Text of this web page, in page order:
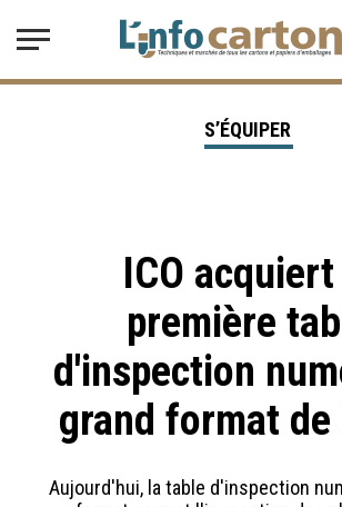
ICO
première
d'inspection
grand format de
Aujourd'hui, la table d'inspection
S’ÉQUIPER